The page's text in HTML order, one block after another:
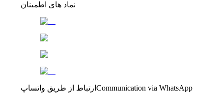
نماد های اطمینان
ارتباط از طریق واتساپ Communication via WhatsApp